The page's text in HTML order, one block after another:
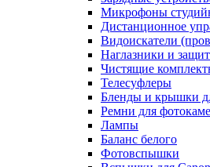
Микрофоны
Дистанционное
Видоискатели
Наглазники и
Чистящие
Телесуфлеры
Бленды и крышки
Ремни для
Лампы
Баланс белого
Фотовспышки